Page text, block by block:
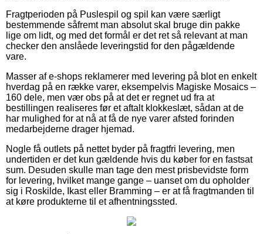
Fragtperioden på Puslespil og spil kan være særligt
bestemmende såfremt man absolut skal bruge din pakke
lige om lidt, og med det formål er det ret så relevant at man
checker den anslåede leveringstid for den pågældende
vare.
Masser af e-shops reklamerer med levering på blot en enkelt
hverdag på en række varer, eksempelvis Magiske Mosaics –
160 dele, men vær obs på at det er regnet ud fra at
bestillingen realiseres før et aftalt klokkeslæt, sådan at de
har mulighed for at nå at få de nye varer afsted forinden
medarbejderne drager hjemad.
Nogle få outlets på nettet byder på fragtfri levering, men
undertiden er det kun gældende hvis du køber for en fastsat
sum. Desuden skulle man tage den mest prisbevidste form
for levering, hvilket mange gange – uanset om du opholder
sig i Roskilde, Ikast eller Bramming – er at få fragtmanden til
at køre produkterne til et afhentningssted.